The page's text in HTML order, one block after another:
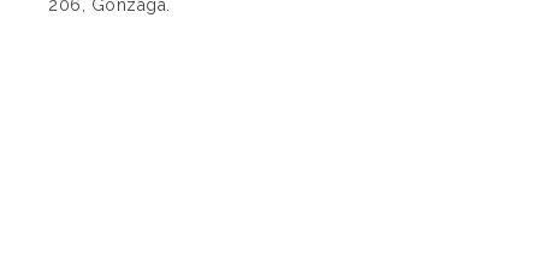
206, Gonzaga.